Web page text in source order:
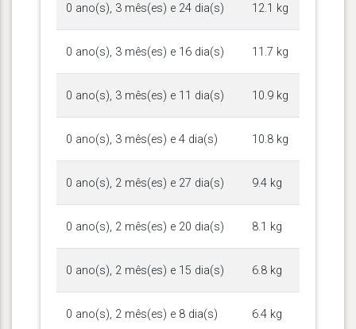
0 ano(s), 3 mês(es) e 24 dia(s) 12.1 kg
0 ano(s), 3 mês(es) e 16 dia(s) 11.7 kg
0 ano(s), 3 mês(es) e 11 dia(s) 10.9 kg
0 ano(s), 3 mês(es) e 4 dia(s) 10.8 kg
0 ano(s), 2 mês(es) e 27 dia(s) 9.4 kg
0 ano(s), 2 mês(es) e 20 dia(s) 8.1 kg
0 ano(s), 2 mês(es) e 15 dia(s) 6.8 kg
0 ano(s), 2 mês(es) e 8 dia(s) 6.4 kg